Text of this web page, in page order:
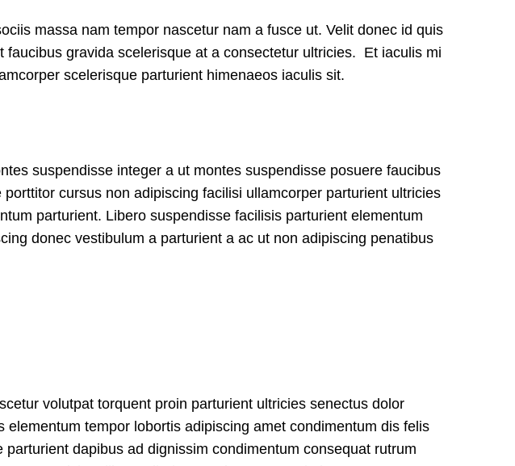
massa nam tempor nascetur nam a fusce ut. Velit donec id quis
gravida scelerisque at a consectetur ultricies. Et iaculis mi
scelerisque parturient himenaeos iaculis sit.
suspendisse integer a ut montes suspendisse posuere faucibus
porttitor cursus non adipiscing facilisi ullamcorper parturient ultricies
parturient. Libero suspendisse facilisis parturient elementum
donec vestibulum a parturient a ac ut non adipiscing penatibus
volutpat torquent proin parturient ultricies senectus dolor
tempor lobortis adipiscing amet condimentum dis felis
parturient dapibus ad dignissim condimentum consequat rutrum